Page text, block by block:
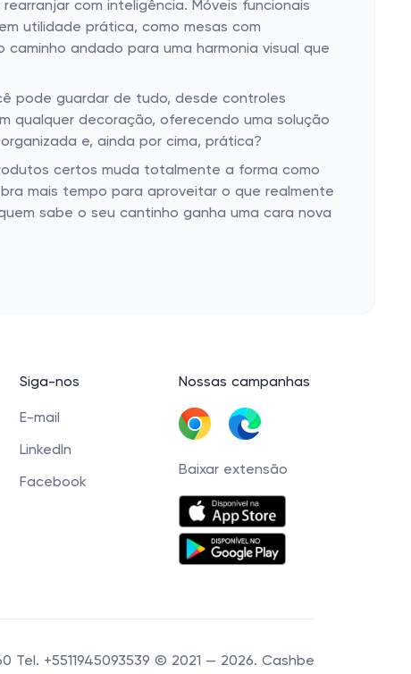
com inteligência. Móveis funcionais
utilidade prática, como mesas com
andado para uma harmonia visual que
pode guardar de tudo, desde controles
qualquer decoração, oferecendo uma solução
e, ainda por cima, prática?
certos muda totalmente a forma como
mais tempo para aproveitar o que realmente
sabe o seu cantinho ganha uma cara nova
Siga-nos
E-mail
LinkedIn
Facebook
Nossas campanhas
Baixar extensão
Tel. +5511945093539 © 2021 — 2026. Cashbe